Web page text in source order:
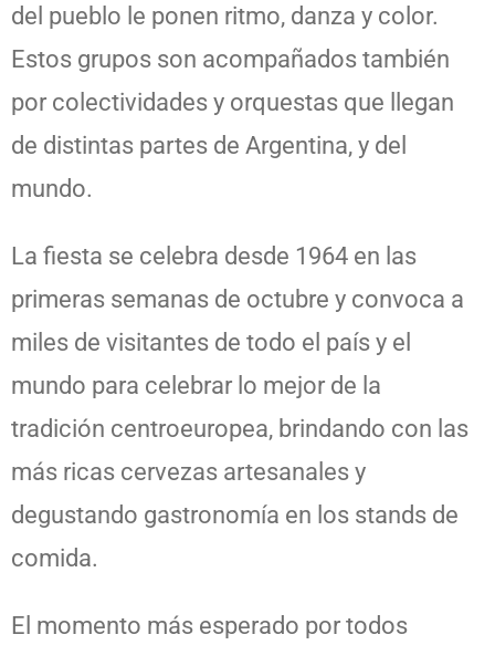
del pueblo le ponen ritmo, danza y color.
Estos grupos son acompañados también
por colectividades y orquestas que llegan
de distintas partes de Argentina, y del
mundo.
La fiesta se celebra desde 1964 en las
primeras semanas de octubre y convoca a
miles de visitantes de todo el país y el
mundo para celebrar lo mejor de la
tradición centroeuropea, brindando con las
más ricas cervezas artesanales y
degustando gastronomía en los stands de
comida.
El momento más esperado por todos